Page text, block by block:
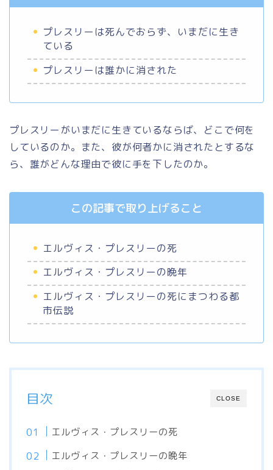
プレスリーは死んでおらず、いまだに生き
ている
プレスリーは誰かに消された
プレスリーがいまだに生きているならば、どこで何を
しているのか。また、彼が何者かに消されたとするな
ら、誰がどんな理由で彼に手を下したのか。
この記事で取り上げること
エルヴィス・プレスリーの死
エルヴィス・プレスリーの晩年
エルヴィス・プレスリーの死にまつわる都
市伝説
CLOSE
目次
エルヴィス・プレスリーの死
エルヴィス・プレスリーの晩年